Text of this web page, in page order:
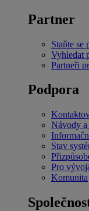
Partner
Staňte se
Vyhledat
Partneři
Podpora
Návody
Stav
Pro
Komunita